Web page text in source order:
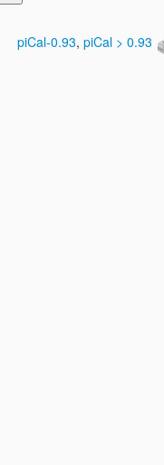
piCal-0.93, piCal > 0.93